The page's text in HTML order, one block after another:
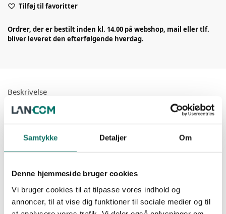
Samtykke Detaljer Om
Denne hjemmeside bruger cookies
Vi bruger cookies til at tilpasse vores indhold og
annoncer, til at vise dig funktioner til sociale medier og til
Tilføj til favoritter
Ordrer, der er bestilt inden kl. 14.00 på webshop, mail eller tlf.
bliver leveret den efterfølgende hverdag.
Beskrivelse
fleksibelt/massivt kabel.
Pinne: 8 stk. (8P8C)
Terminering: Skæreklemme
forenkler termineringen ved, at tillade
For leder dim.: AWG 23-24
lederne at blive trukket igennem connectoren